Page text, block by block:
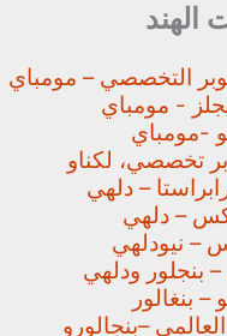
الهند
التخصصي – مومباي
- مومباي
-مومباي
تخصصي، لكناو
– دلهي
– دلهي
– نيودلهي
بنجلور ودلهي
بنغالور
–بنجالورو